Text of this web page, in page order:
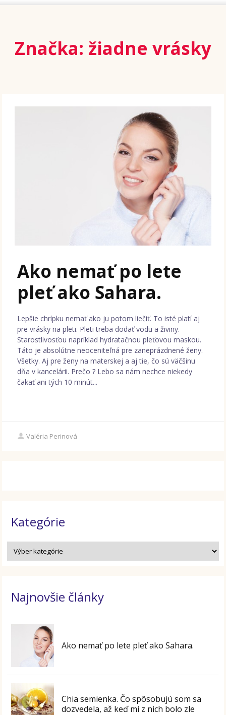
Značka: žiadne vrásky
Ako nemať po lete
pleť ako Sahara.
Lepšie chrípku nemať ako ju potom liečiť. To isté platí aj
pre vrásky na pleti. Pleti treba dodať vodu a živiny.
Starostlivosťou napríklad hydratačnou pleťovou maskou.
Táto je absolútne neoceniteľná pre zaneprázdnené ženy.
Všetky. Aj pre ženy na materskej a aj tie, čo sú väčšinu
dňa v kancelárii. Prečo ? Lebo sa nám nechce niekedy
čakať ani tých 10 minút...
Valéria Perinová
Kategórie
Najnovšie články
Ako nemať po lete pleť ako Sahara.
Chia semienka. Čo spôsobujú som sa
dozvedela, až keď mi z nich bolo zle